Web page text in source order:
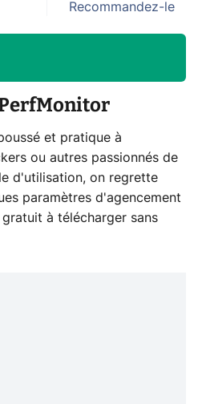
Recommandez-le
et pratique à
ou autres passionnés de
d'utilisation, on regrette
paramètres d'agencement
à télécharger sans